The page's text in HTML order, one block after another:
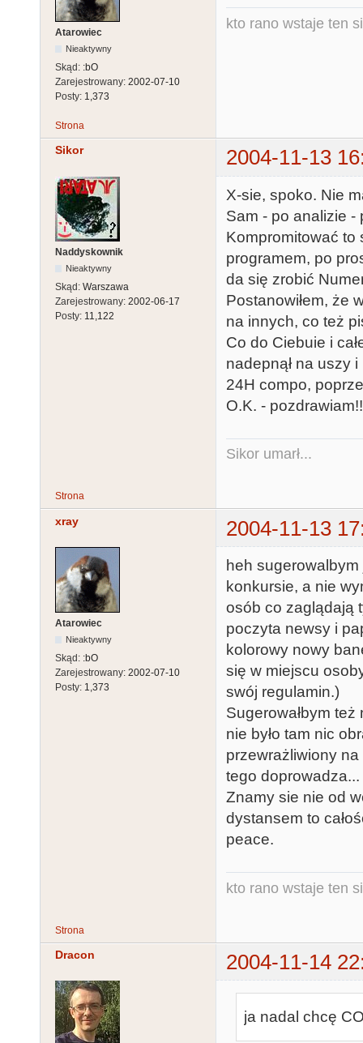
Atarowiec
Nieaktywny
Skąd: :bO
Zarejestrowany: 2002-07-10
Posty: 1,373
kto rano wstaje ten
Strona
Sikor 2004-11-13
Naddyskownik
Nieaktywny
Skąd: Warszawa
Zarejestrowany: 2002-06-17
Posty: 11,122
X-sie, spoko. Nie
Sam - po analizie -
Kompromitować to
programem, po
da się zrobić
Postanowiłem, że
na innych, co też
Co do Ciebuie i
nadepnął na uszy
24H compo,
O.K. -
Sikor umarł...
Strona
xray 2004-11-13
Atarowiec
Nieaktywny
Skąd: :bO
Zarejestrowany: 2002-07-10
Posty: 1,373
heh
konkursie, a nie
osób co zaglądają
poczyta newsy i
kolorowy nowy
się w miejscu
swój regulamin.)
Sugerowałbym też
nie było tam nic
przewrażliwiony
tego
Znamy sie nie od
dystansem to
peace.
kto rano wstaje ten
Strona
Dracon 2004-11-14
ja nadal chcę